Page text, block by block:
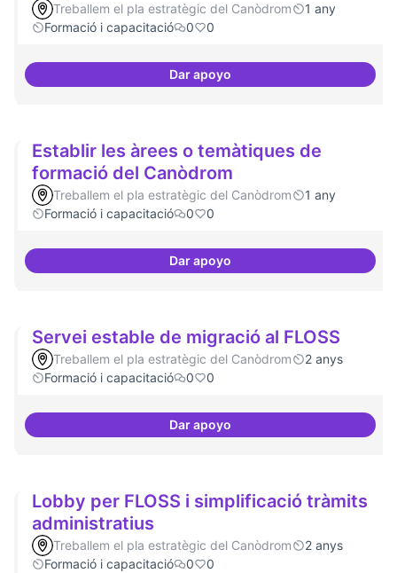
Treballem el pla estratègic del Canòdrom
1 any
Formació i capacitació
0 0
Dar apoyoRelació equilibrada entre
Establir les àrees o temàtiques de
formació del Canòdrom
Treballem el pla estratègic del Canòdrom
1 any
Formació i capacitació
0 0
Dar apoyoEstablir les àrees o temàtiques
Servei estable de migració al FLOSS
Treballem el pla estratègic del Canòdrom
2 anys
Formació i capacitació
0 0
Dar apoyoServei estable de migració al
Lobby per FLOSS i simplificació tràmits
administratius
Treballem el pla estratègic del Canòdrom
2 anys
Formació i capacitació
0 0